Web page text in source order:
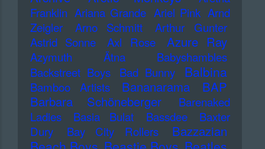
Franklin Ariana Grande Ariel Pink Arnd
Zeigler
Arno Schmitt
Arthur Gunter
Astrid Sonne
Axl Rose Azure Ray
Azymuth Ätna
Babyshambles
Backstreet Boys
Bad Bunny Balbina
Bamboo Artists Bananarama
BAP
Barbara Schöneberger
Barenaked
Ladies
Basia Bulat Bassdee
Baxter
Dury
Bay City Rollers Bazzazian